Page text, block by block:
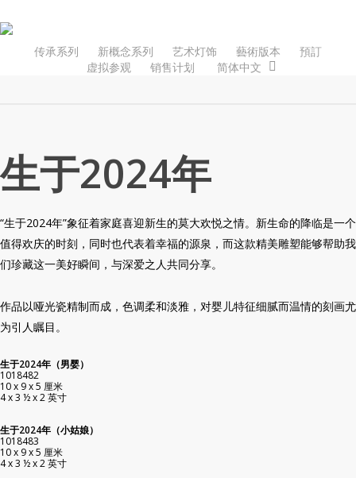
to
传承系列 新概念系列 艺术灯饰 藝術版本
預訂
虚拟参观
销售计划 简体中文
生于2024年
“生于2024年”象征着家庭喜迎新生的莫大欢悦之情。新生命的降临是一个
值得欢庆的时刻，同时也代表着幸福的源泉，而这款精美雕塑能够帮助我
们珍藏这一美好瞬间，与深爱之人共同分享。
作品以哑光瓷精制而成，色调柔和淡雅，对婴儿特征细腻而温情的刻画尤
为引人瞩目。
生于2024年（男婴）
1018482
10 x 9 x 5 厘米
4 x 3 ½ x 2 英寸
生于2024年（小姑娘）
1018483
10 x 9 x 5 厘米
4 x 3 ½ x 2 英寸